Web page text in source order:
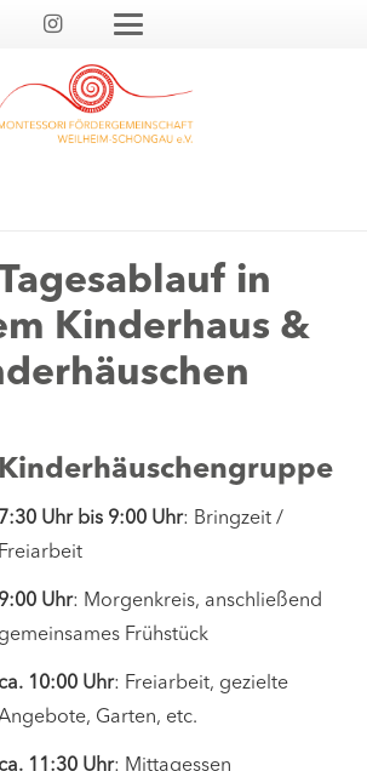
in
Kinderhaus &
Kinderhäuschengruppe
7:30 Uhr bis 9:00 Uhr: Bringzeit /
Freiarbeit
9:00 Uhr: Morgenkreis, anschließend
gemeinsames Frühstück
ca. 10:00 Uhr: Freiarbeit, gezielte
Garten, etc.
ca. 11:30 Uhr: Mittagessen